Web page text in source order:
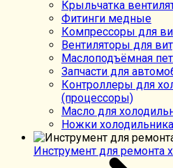
Крыльчатка
Фитинги медные
Компрессоры для
Вентиляторы для
Маслоподъёмная
Запчасти для
Контроллеры для
(процессоры)
Масло для
Ножки холодильника
Инструмент для ремонта